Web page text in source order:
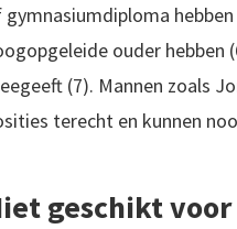
gymnasiumdiploma
ouder hebben
(7). Mannen zoals
terecht en kunnen
geschikt